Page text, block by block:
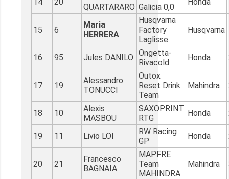
QUARTARARO Galicia 0,0
15 6
Maria
HERRERA
Husqvarna
Factory
Laglisse
Husqvarna
16 95 Jules DANILO Ongetta-
Rivacold
Honda
17 19
Alessandro
TONUCCI
Outox
Reset Drink
Team
Mahindra
18 10
Alexis
MASBOU
SAXOPRINT
RTG
Honda
19 11 Livio LOI
RW Racing
GP
Honda
20 21
Francesco
BAGNAIA
MAPFRE
Team
MAHINDRA
Mahindra